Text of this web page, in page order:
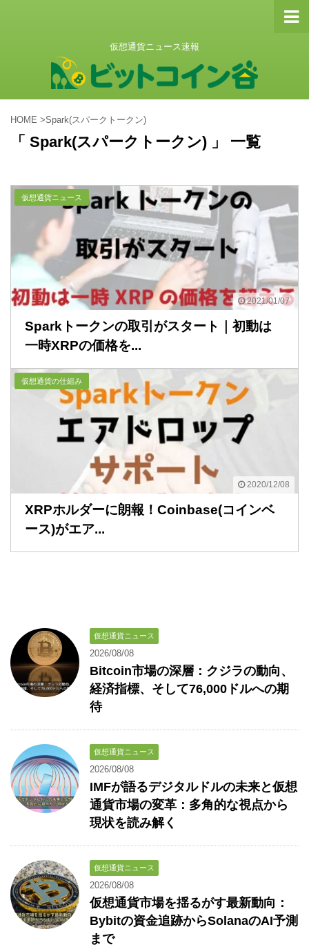
仮想通貨ニュース速報
HOME >Spark(スパークトークン)
「 Spark(スパークトークン) 」 一覧
2021/01/07
仮想通貨ニュース
Sparkトークンの取引がスタート｜初動は
一時XRPの価格を...
2020/12/08
仮想通貨の仕組み
XRPホルダーに朗報！Coinbase(コインベ
ース)がエア...
仮想通貨ニュース
2026/08/08
Bitcoin市場の深層：クジラの動向、
経済指標、そして76,000ドルへの期
待
仮想通貨ニュース
2026/08/08
IMFが語るデジタルドルの未来と仮想
通貨市場の変革：多角的な視点から
現状を読み解く
仮想通貨ニュース
2026/08/08
仮想通貨市場を揺るがす最新動向：
Bybitの資金追跡からSolanaのAI予測
まで